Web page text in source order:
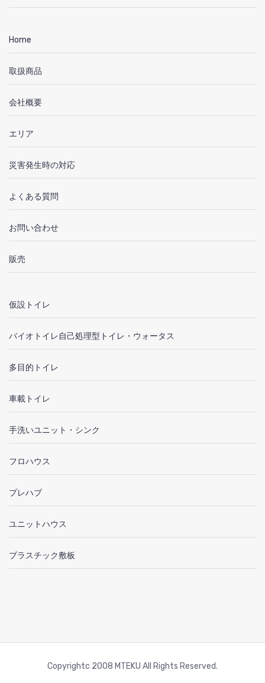
Home
取扱商品
会社概要
エリア
災害発生時の対応
よくある質問
お問い合わせ
販売
仮設トイレ
バイオトイレ自己処理型トイレ・ウォータス
多目的トイレ
車載トイレ
手洗いユニット・シンク
フロハウス
プレハブ
ユニットハウス
プラスチック敷板
Copyrightc 2008 MTEKU All Rights Reserved.